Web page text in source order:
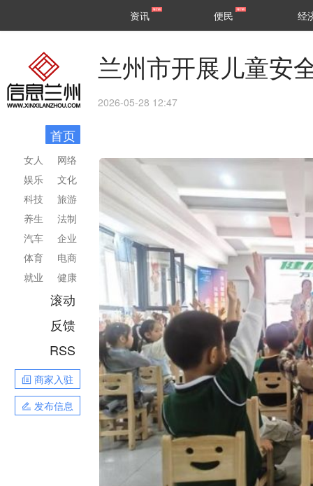
区县
资讯 便民 经
首页
网络
文化
旅游
法制
企业
电商
健康
女人
娱乐
科技
养生
汽车
体育
就业
滚动
反馈
RSS
商家入驻
发布信息
兰州市开展儿童安
2026-05-28 12:47